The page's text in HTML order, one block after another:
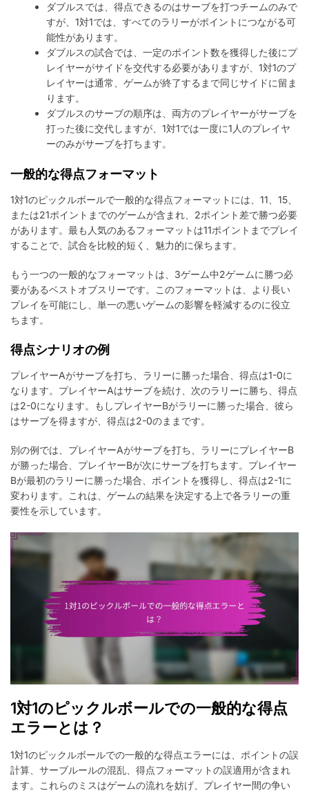
ダブルスでは、得点できるのはサーブを打つチームのみで
すが、1対1では、すべてのラリーがポイントにつながる可
能性があります。
ダブルスの試合では、一定のポイント数を獲得した後にプ
レイヤーがサイドを交代する必要がありますが、1対1のプ
レイヤーは通常、ゲームが終了するまで同じサイドに留ま
ります。
ダブルスのサーブの順序は、両方のプレイヤーがサーブを
打った後に交代しますが、1対1では一度に1人のプレイヤ
ーのみがサーブを打ちます。
一般的な得点フォーマット
1対1のピックルボールで一般的な得点フォーマットには、11、15、
または21ポイントまでのゲームが含まれ、2ポイント差で勝つ必要
があります。最も人気のあるフォーマットは11ポイントまでプレイ
することで、試合を比較的短く、魅力的に保ちます。
もう一つの一般的なフォーマットは、3ゲーム中2ゲームに勝つ必
要があるベストオブスリーです。このフォーマットは、より長い
プレイを可能にし、単一の悪いゲームの影響を軽減するのに役立
ちます。
得点シナリオの例
プレイヤーAがサーブを打ち、ラリーに勝った場合、得点は1-0に
なります。プレイヤーAはサーブを続け、次のラリーに勝ち、得点
は2-0になります。もしプレイヤーBがラリーに勝った場合、彼ら
はサーブを得ますが、得点は2-0のままです。
別の例では、プレイヤーAがサーブを打ち、ラリーにプレイヤーB
が勝った場合、プレイヤーBが次にサーブを打ちます。プレイヤー
Bが最初のラリーに勝った場合、ポイントを獲得し、得点は2-1に
変わります。これは、ゲームの結果を決定する上で各ラリーの重
要性を示しています。
1対1のピックルボールでの一般的な得点
エラーとは？
1対1のピックルボールでの一般的な得点エラーには、ポイントの誤
計算、サーブルールの混乱、得点フォーマットの誤適用が含まれ
ます。これらのミスはゲームの流れを妨げ、プレイヤー間の争い